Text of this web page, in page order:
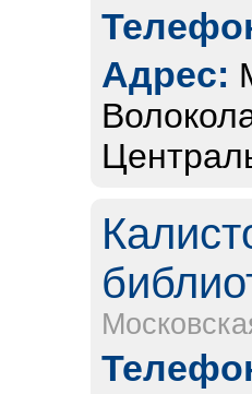
Адрес: